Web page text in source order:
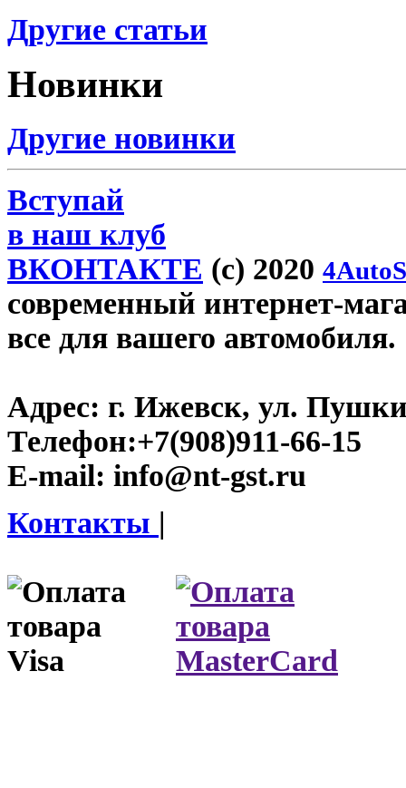
Другие статьи
Новинки
Другие новинки
Вступай
в наш клуб
ВКОНТАКТЕ (c) 2020
современный интернет-
все для вашего автомобиля.
Адрес: г. Ижевск, ул.
Телефон:+7(908)911-66-15
E-mail: info@nt-gst.ru
Контакты |